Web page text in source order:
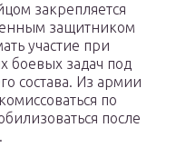
закрепляется
защитником
участие при
боевых задач под
состава. Из армии
по
после